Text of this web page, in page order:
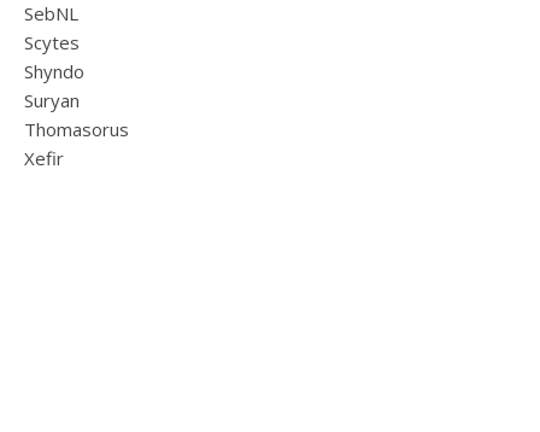
SebNL
Scytes
Shyndo
Suryan
Thomasorus
Xefir